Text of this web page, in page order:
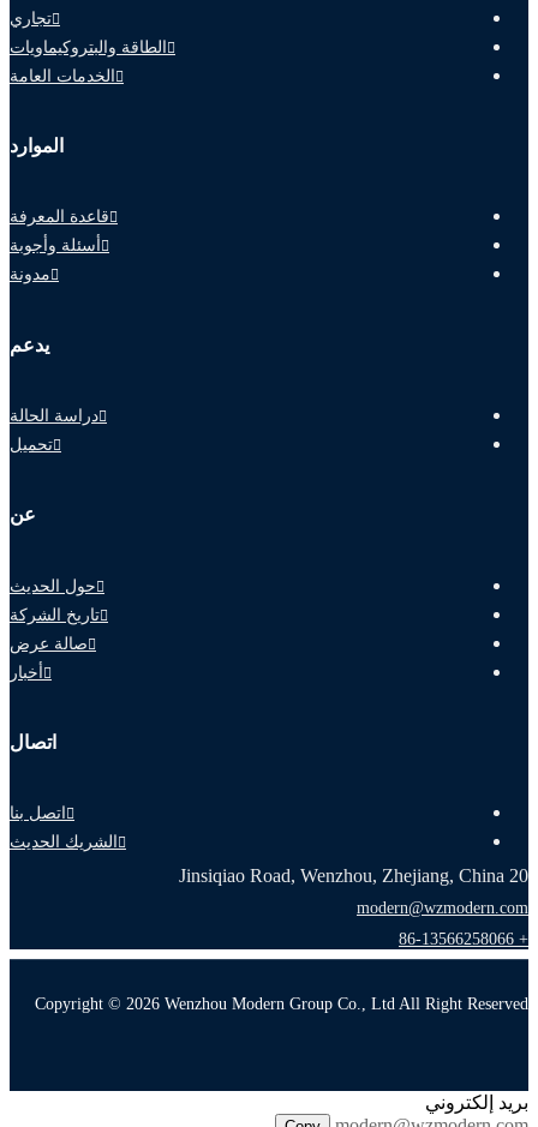
تجاري
الطاقة والبتروكيماويات
الخدمات العامة
الموارد
قاعدة المعرفة
أسئلة وأجوبة
مدونة
يدعم
دراسة الحالة
تحميل
عن
حول الحديث
تاريخ الشركة
صالة عرض
أخبار
اتصال
اتصل بنا
الشريك الحديث
20 Jinsiqiao Road, Wenzhou, Zhejiang, China
modern@wzmodern.com
+ 86-13566258066
Copyright © 2026 Wenzhou Modern Group Co., Ltd All Right Reserved
بريد إلكتروني